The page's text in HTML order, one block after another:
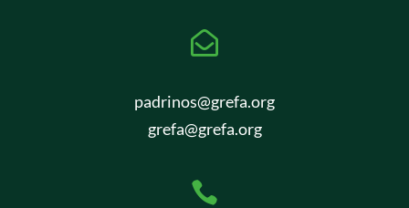

padrinos@grefa.org
grefa@grefa.org
